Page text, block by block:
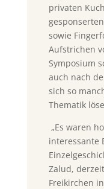
privaten
sowie
Aufstrichen
Symposium
auch nach
sich so
Thematik
„Es waren
interessante
Zalud,
Freikirchen